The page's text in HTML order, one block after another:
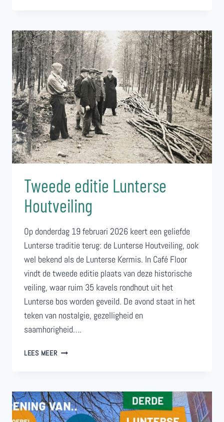
DE
KOEPEL
Tweede editie Lunterse
Houtveiling
Op donderdag 19 februari 2026 keert een geliefde
Lunterse traditie terug: de Lunterse Houtveiling, ook
wel bekend als de Lunterse Kermis. In Café Floor
vindt de tweede editie plaats van deze historische
veiling, waar ruim 35 kavels rondhout uit het
Lunterse bos worden geveild. De avond staat in het
teken van nostalgie, gezelligheid en
saamhorigheid….
LEES MEERTWEEDE